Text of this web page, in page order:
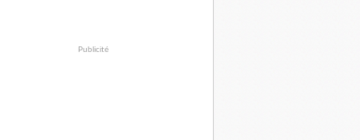
Publicité